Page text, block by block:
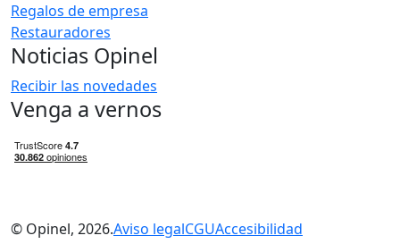
Regalos de empresa
Restauradores
Noticias Opinel
Recibir las novedades
Venga a vernos
© Opinel, 2026.Aviso legalCGUAccesibilidad